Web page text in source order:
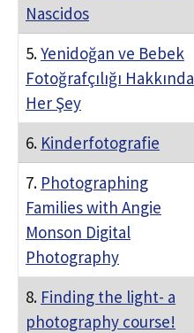
Nascidos
5.Yenidoğan ve Bebek
Fotoğrafçılığı Hakkında
Her Şey
6. Kinderfotografie
7. Photographing
Families with Angie
Monson Digital
Photography
8. Finding the light- a
photography course!